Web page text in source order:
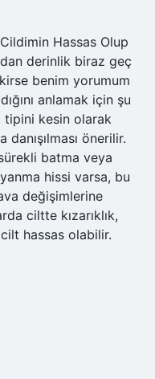
Hassas Olup
derinlik biraz geç
benim yorumum
anlamak için şu
kesin olarak
önerilir.
batma veya
hissi varsa, bu
değişimlerine
ciltte kızarıklık,
hassas olabilir.